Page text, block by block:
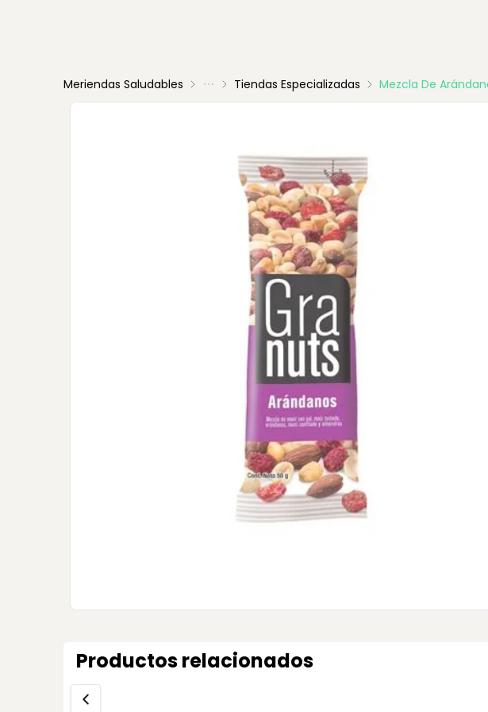
Meriendas Saludables Tiendas Especializadas Mezcla De
Productos relacionados